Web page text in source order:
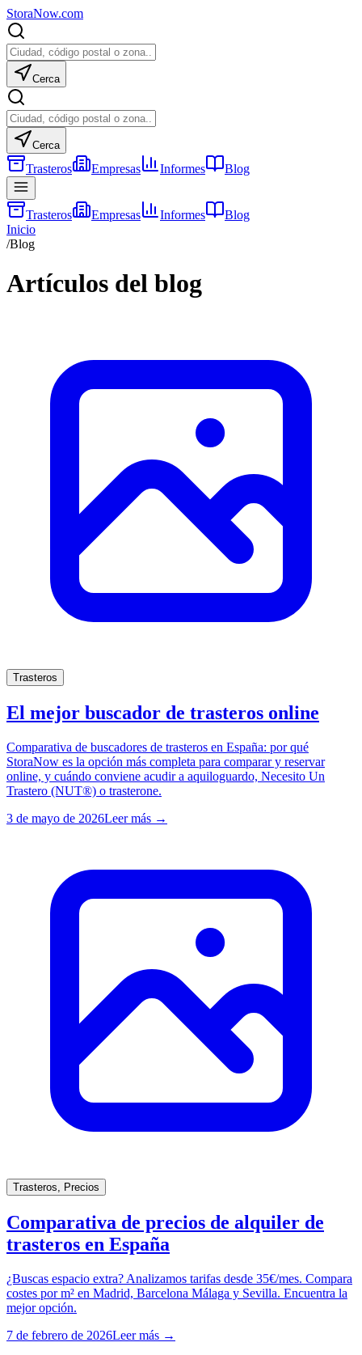
StoraNow.com
Cerca
Cerca
Trasteros Empresas Informes Blog
Trasteros Empresas Informes
Blog
Inicio
/Blog
Artículos del blog
Trasteros
El mejor buscador de trasteros online
Comparativa de buscadores de trasteros en España: por qué
StoraNow es la opción más completa para comparar y reservar
online, y cuándo conviene acudir a aquiloguardo, Necesito Un
Trastero (NUT®) o trasterone.
3 de mayo de 2026Leer más →
Trasteros, Precios
Comparativa de precios de alquiler de
trasteros en España
¿Buscas espacio extra? Analizamos tarifas desde 35€/mes. Compara
costes por m² en Madrid, Barcelona Málaga y Sevilla. Encuentra la
mejor opción.
7 de febrero de 2026Leer más →